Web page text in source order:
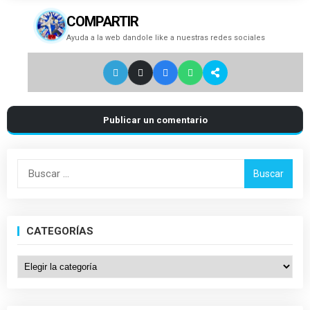
COMPARTIR
Ayuda a la web dandole like a nuestras redes sociales
Publicar un comentario
Buscar:
CATEGORÍAS
Categorías